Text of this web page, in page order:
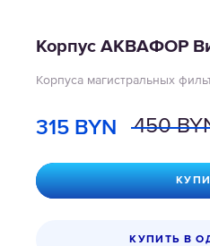
Корпус АКВАФОР
Корпуса магистральных
315 BYN 450
КУПИТЬ В